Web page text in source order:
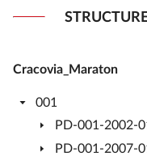
Cracovia_Maraton
001
PD-001-2002-
PD-001-2007-